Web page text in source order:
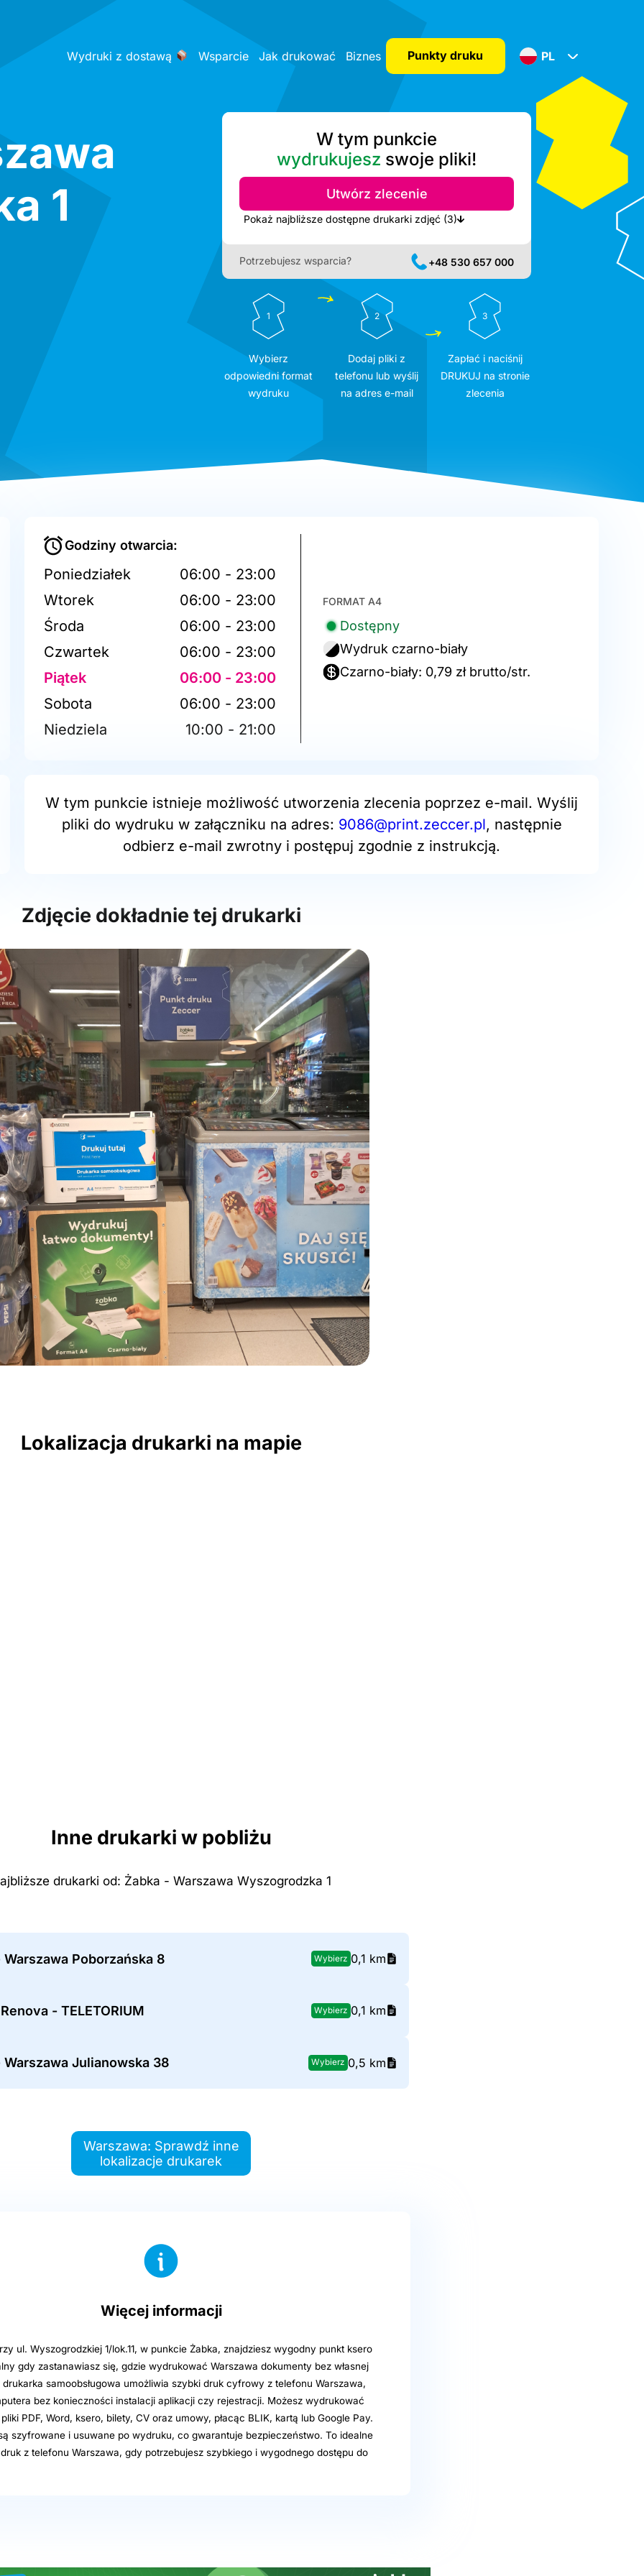
Wydruki z dostawą Wsparcie Jak drukować Biznes Punkty druku PL
1
W tym punkcie
wydrukujesz swoje pliki!
Utwórz zlecenie
Pokaż najbliższe dostępne drukarki zdjęć (3)
Potrzebujesz wsparcia? +48 530 657 000
1
Wybierz
odpowiedni format
wydruku
2
Dodaj pliki z
telefonu lub wyślij
na adres e-mail
3
Zapłać i naciśnij
DRUKUJ na stronie
zlecenia
Godziny otwarcia:
Poniedziałek
06:00 - 23:00
Wtorek
06:00 - 23:00
Środa
06:00 - 23:00
Czwartek
06:00 - 23:00
Piątek
06:00 - 23:00
Sobota
06:00 - 23:00
Niedziela
10:00 - 21:00
FORMAT A4
Dostępny
Wydruk czarno-biały
Czarno-biały: 0,79 zł brutto/str.
W tym punkcie istnieje możliwość utworzenia zlecenia poprzez e-mail. Wyślij
pliki do wydruku w załączniku na adres: 9086@print.zeccer.pl, następnie
odbierz e-mail zwrotny i postępuj zgodnie z instrukcją.
Zdjęcie dokładnie tej drukarki
Lokalizacja drukarki na mapie
Inne drukarki w pobliżu
drukarki od: Żabka - Warszawa Wyszogrodzka 1
Warszawa Poborzańska 8 Wybierz 0,1 km
- TELETORIUM Wybierz 0,1 km
Warszawa Julianowska 38 Wybierz 0,5 km
Warszawa: Sprawdź inne
lokalizacje drukarek
Więcej informacji
ul. Wyszogrodzkiej 1/lok.11, w punkcie Żabka, znajdziesz wygodny punkt ksero
gdy zastanawiasz się, gdzie wydrukować Warszawa dokumenty bez własnej
samoobsługowa umożliwia szybki druk cyfrowy z telefonu Warszawa,
bez konieczności instalacji aplikacji czy rejestracji. Możesz wydrukować
PDF, Word, ksero, bilety, CV oraz umowy, płacąc BLIK, kartą lub Google Pay.
szyfrowane i usuwane po wydruku, co gwarantuje bezpieczeństwo. To idealne
z telefonu Warszawa, gdy potrzebujesz szybkiego i wygodnego dostępu do